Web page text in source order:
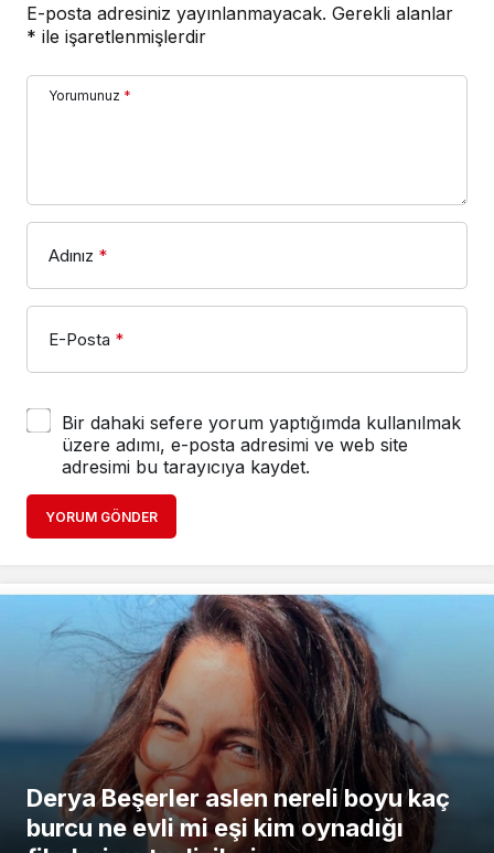
E-posta adresiniz yayınlanmayacak. Gerekli alanlar
* ile işaretlenmişlerdir
Yorumunuz *
Adınız *
E-Posta *
Bir dahaki sefere yorum yaptığımda kullanılmak
üzere adımı, e-posta adresimi ve web site
adresimi bu tarayıcıya kaydet.
YORUM GÖNDER
Derya Beşerler aslen nereli boyu kaç
burcu ne evli mi eşi kim oynadığı